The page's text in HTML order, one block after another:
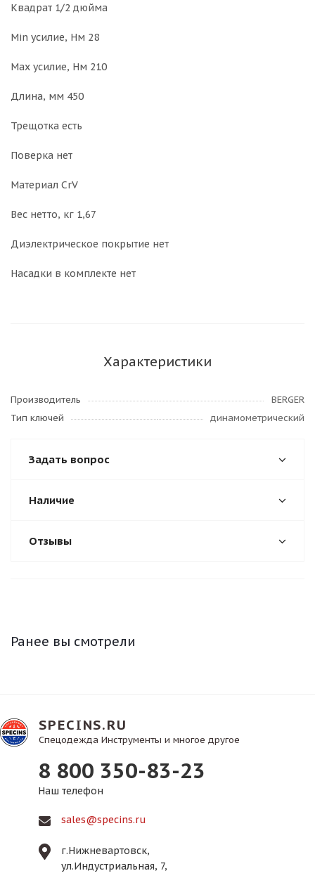
Квадрат 1/2 дюйма
Min усилие, Нм 28
Max усилие, Нм 210
Длина, мм 450
Трещотка есть
Поверка нет
Материал CrV
Вес нетто, кг 1,67
Диэлектрическое покрытие нет
Насадки в комплекте нет
Характеристики
Производитель
BERGER
Тип ключей
динамометрический
Задать вопрос
Наличие
Отзывы
Ранее вы смотрели
SPECINS.RU
Спецодежда Инструменты и многое другое
8 800 350-83-23
Наш телефон
sales@specins.ru
г.Нижневартовск,
ул.Индустриальная, 7,